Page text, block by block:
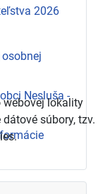
2026
Nesluša -
lokality
súbory, tzv.